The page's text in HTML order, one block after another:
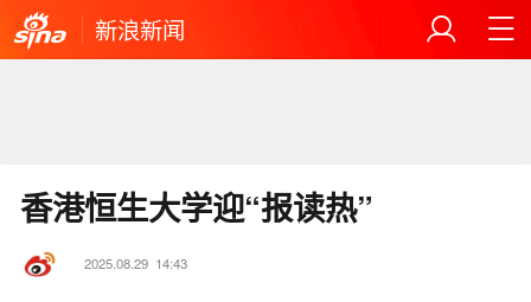
新浪新闻
香港恒生大学迎“报读热”
2025.08.29 14:43